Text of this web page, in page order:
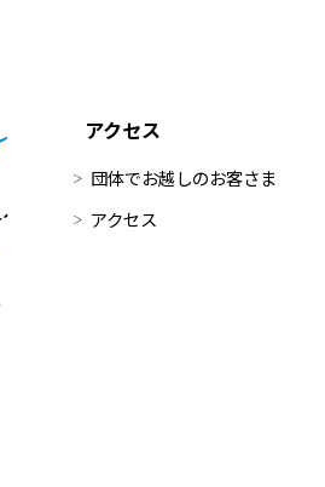
アクセス
団体でお越しのお客さま
アクセス